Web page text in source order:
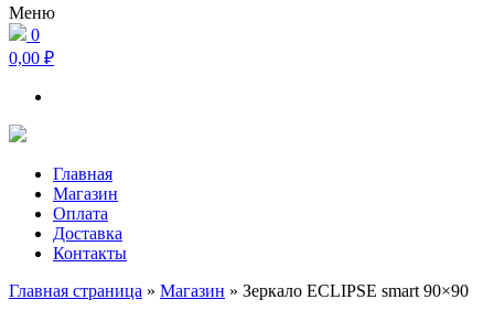
Меню
0
0,00 ₽
Главная
Магазин
Оплата
Доставка
Контакты
Главная страница » Магазин » Зеркало ECLIPSE smart 90×90